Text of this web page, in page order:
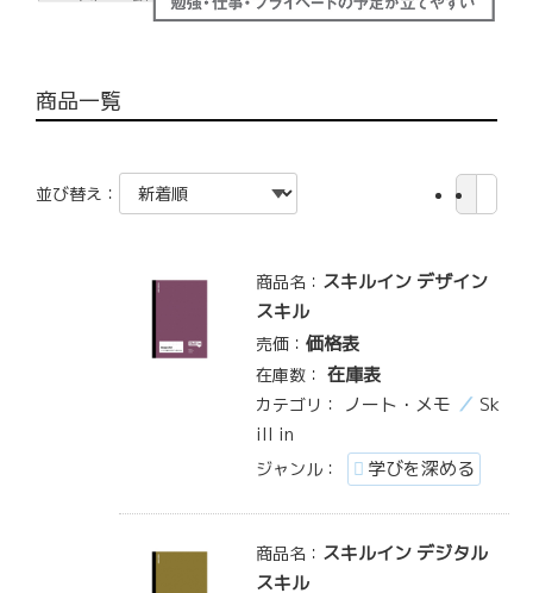
商品一覧
並び替え：
商品名： スキルイン デザイン
スキル
売価：価格表
在庫数： 在庫表
カテゴリ： ノート・メモ
Sk
ill in
ジャンル： 学びを深める
商品名： スキルイン デジタル
スキル